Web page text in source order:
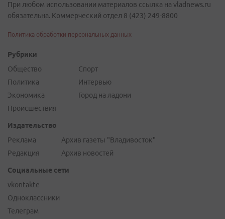
При любом использовании материалов ссылка на vladnews.ru
обязательна. Коммерческий отдел 8 (423) 249-8800
Политика обработки персональных данных
Рубрики
Общество
Политика
Экономика
Происшествия
Спорт
Интервью
Город на ладони
Издательство
Реклама
Редакция
Архив газеты "Владивосток"
Архив новостей
Социальные сети
vkontakte
Одноклассники
Телеграм